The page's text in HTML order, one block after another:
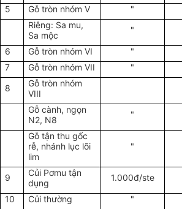
5 Gỗ tròn nhóm V "
Riêng: Sa mu,
Sa mộc
"
6 Gỗ tròn nhóm VI "
7
Gỗ tròn nhóm VII "
8
Gỗ tròn nhóm
VIII
Gỗ cành, ngọn
N2, N8
"
Gỗ tận thu gốc
rễ, nhánh lục lõi
lim
"
9
Củi Pơmu tận
dụng
1.000đ/ste
10 Củi thường "